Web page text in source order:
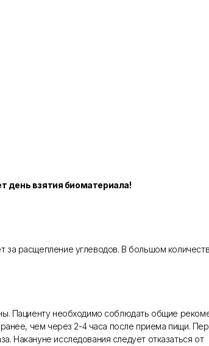
день взятия биоматериала!
за расщепление углеводов. В большом
Пациенту необходимо соблюдать общие
чем через 2-4 часа после приема пищи.
Накануне исследования следует отказаться от